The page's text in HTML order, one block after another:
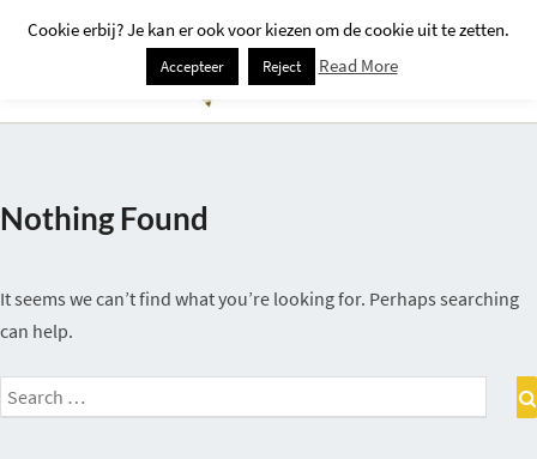
Nothing
Nothing Found
It seems we can’t find what you’re looking for. Perhaps searching
can help.
Search
for:
Cookie erbij? Je kan er ook voor kiezen om de cookie uit te zetten.
Accepteer Reject Read More